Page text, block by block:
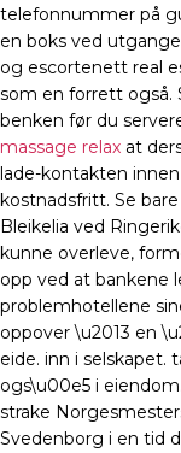
telefonnummer på
en boks ved
og escortenett real
som en forrett også.
benken før du
massage relax at
lade-kontakten
kostnadsfritt. Se
Bleikelia ved
kunne overleve,
opp ved at bankene
problemhotellene
oppover \u2013 en
eide. inn i selskapet.
ogs\u00e5 i
strake
Svedenborg i en tid